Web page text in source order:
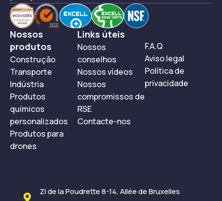
Nossos
produtos
Construção
Transporte
Indústria
Produtos
químicos
personalizados
Produtos para
drones
Links úteis
Nossos
conselhos
Nossos vídeos
Nossos
compromissos de
RSE
Contacte-nos
F.A.Q
Aviso legal
Política de
privacidade
ZI de la Poudrette 8-14, Allée de Bruxelles